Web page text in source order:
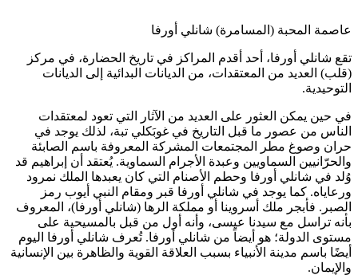
عاصمة المحبة (المسامرة) شانلي أورفا
تقع شانلي أورفا، أحد أقدم المراكز في تاريخ الحضارة، في مركز
(قلب) العديد من المعتقدات، من الديانات البدائية إلى الديانات
التوحيدية.
في حين يمكن العثور على العديد من الآثار التي تعود لمعتقدات
الناس من عصور ما قبل التاريخ في غوبَكلي تبة، لذلك يوجد في
حران وصوغ مطر المجتمعات المشركة المعروفة باسم الصابئة
والحرّانيين السماويين وعبدة الأجرام السماوية. يُعتقد أن إبراهيم قد
وُلد في شانلي أورفا وحطم الأصنام التي كان يعبدها الملك نمرود
ورعاياه. كما يوجد في شانلي أورفا قبر ومقام النبي أيوب رمز
الصبر. فأبجر ملك أسروينا أو مملكة الرها (شانلي أورفا)، المعروف
بأنه تراسل مع سيدنا عيسى، وأنه أول من قبل بالمسيحية على
مستوى الدولة؛ هو أيضاً من شانلي أورفا. تُعرف شانلي أورفا اليوم
أيضًا باسم مدينة الأنبياء بسبب العلاقة القوية والظاهرة بين الإنسانية
والإيمان.